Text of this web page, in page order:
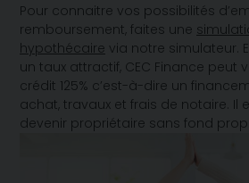
Pour connaitre vos possibilités
remboursement, faites une
hypothécaire via notre simulateur.
un taux attractif, CEC Finance peut
crédit 125% c’est-à-dire un
achat, travaux et frais de notaire. Il
devenir propriétaire sans fond